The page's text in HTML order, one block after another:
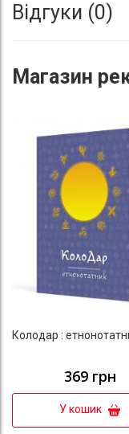
Відгуки 0
Магазин
Колодар :
369 грн
У кошик